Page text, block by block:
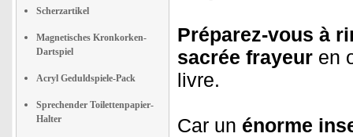
Scherzartikel
Magnetisches Kronkorken-
Dartspiel
Acryl Geduldspiele-Pack
Sprechender Toilettenpapier-
Halter
Préparez-vous à
sacrée frayeur en
livre.
Car un énorme